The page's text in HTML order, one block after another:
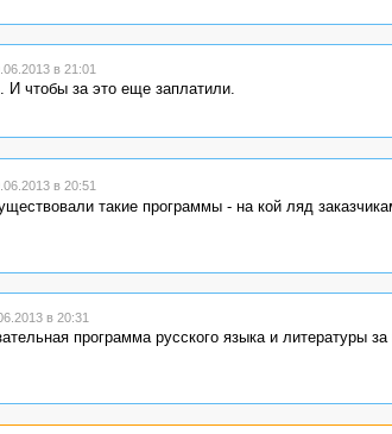
в 21:01
И чтобы за это еще заплатили.
в 20:51
такие программы - на кой ляд
в 20:31
программа русского языка и литературы